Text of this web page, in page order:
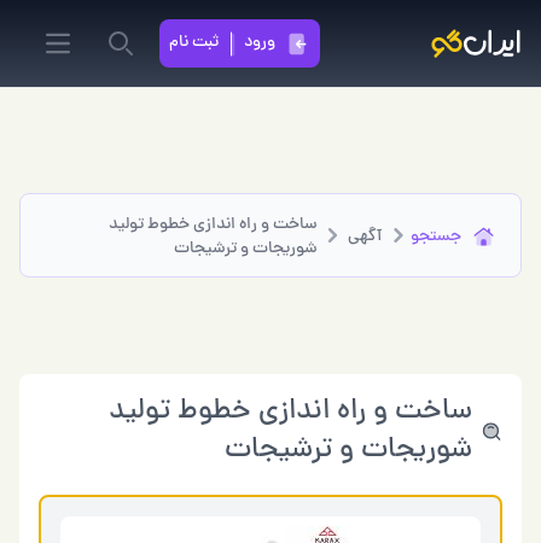
ورود
ثبت نام
menu
جستجو آگهی
ساخت و راه اندازی خطوط تولید
شوریجات و ترشیجات
ساخت و راه اندازی خطوط تولید
شوریجات و ترشیجات